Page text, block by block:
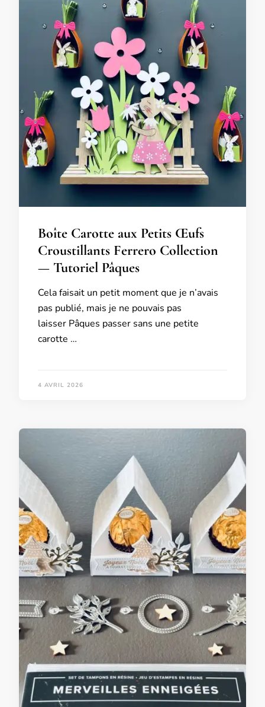
Boîte Carotte aux Petits Œufs
Croustillants Ferrero Collection
— Tutoriel Pâques
Cela faisait un petit moment que je n’avais
pas publié, mais je ne pouvais pas
laisser Pâques passer sans une petite
carotte …
4 AVRIL 2026